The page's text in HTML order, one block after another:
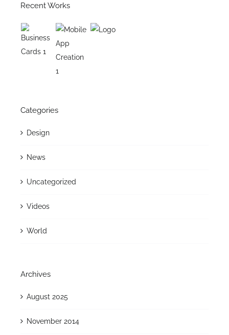
Recent Works
Categories
Design
News
Uncategorized
Videos
World
Archives
August 2025
November 2014